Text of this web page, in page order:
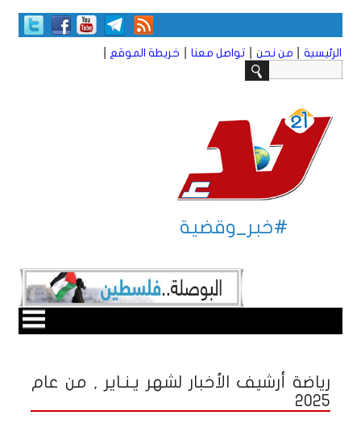
الرئيسية من نحن تواصل معنا خريطة الموقع
#خبر_وقضية
رياضة أرشيف الأخبار لشهر يـنـاير , من عام
2025